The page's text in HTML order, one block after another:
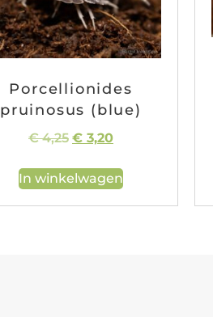
Porcellionides
pruinosus (blue)
€4,25 € 3,20
In winkelwagen